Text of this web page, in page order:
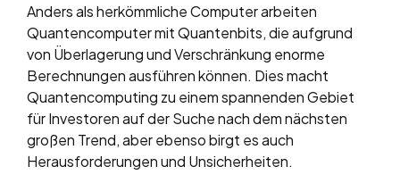
Anders als herkömmliche Computer arbeiten
Quantencomputer mit Quantenbits, die aufgrund
von Überlagerung und Verschränkung enorme
Berechnungen ausführen können. Dies macht
Quantencomputing zu einem spannenden Gebiet
für Investoren auf der Suche nach dem nächsten
großen Trend, aber ebenso birgt es auch
Herausforderungen und Unsicherheiten.